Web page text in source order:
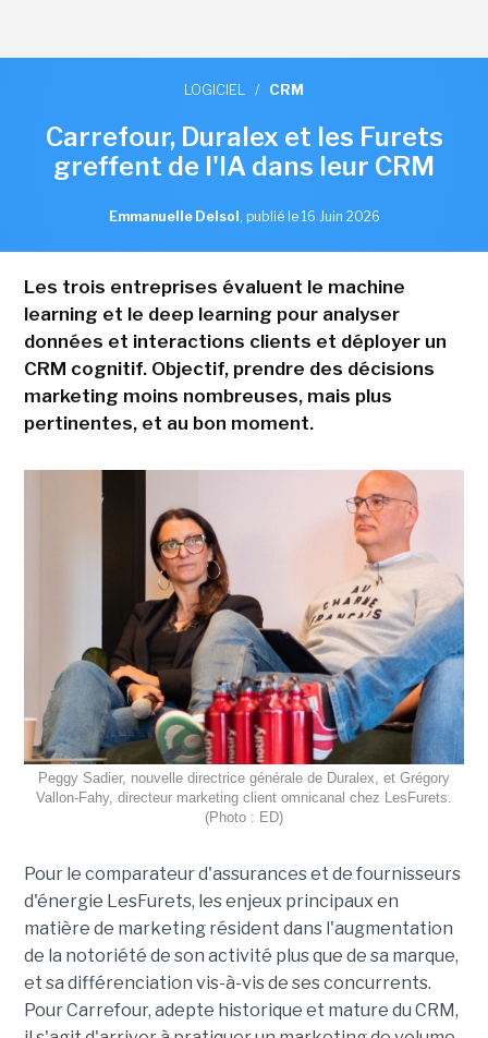
LOGICIEL / CRM
Carrefour, Duralex et les Furets
greffent de l'IA dans leur CRM
Emmanuelle Delsol , publié le 16 Juin 2026
Les trois entreprises évaluent le machine
learning et le deep learning pour analyser
données et interactions clients et déployer un
CRM cognitif. Objectif, prendre des décisions
marketing moins nombreuses, mais plus
pertinentes, et au bon moment.
Peggy Sadier, nouvelle directrice générale de Duralex, et Grégory
Vallon-Fahy, directeur marketing client omnicanal chez LesFurets.
(Photo : ED)
Pour le comparateur d'assurances et de fournisseurs
d'énergie LesFurets, les enjeux principaux en
matière de marketing résident dans l'augmentation
de la notoriété de son activité plus que de sa marque,
et sa différenciation vis-à-vis de ses concurrents.
Pour Carrefour, adepte historique et mature du CRM,